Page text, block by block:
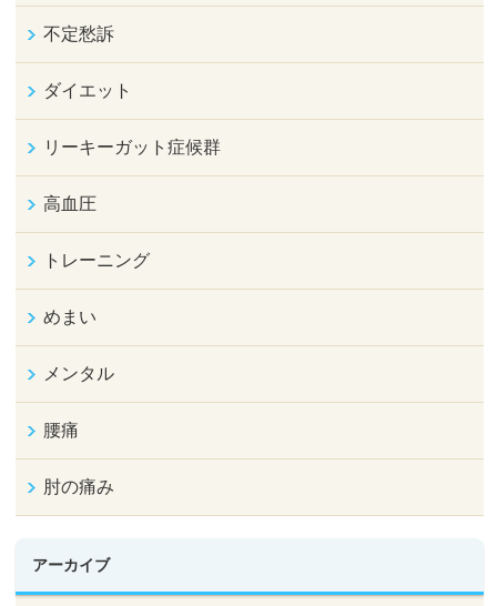
不定愁訴
ダイエット
リーキーガット症候群
高血圧
トレーニング
めまい
メンタル
腰痛
肘の痛み
アーカイブ